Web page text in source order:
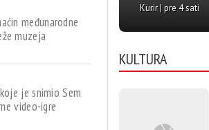
međunarodne
muzeja
je snimio Sem
video-igre
Danas | pre 2 sati
KULTURA